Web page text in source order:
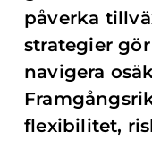
påverka
strategier
navigera
flexibilitet,